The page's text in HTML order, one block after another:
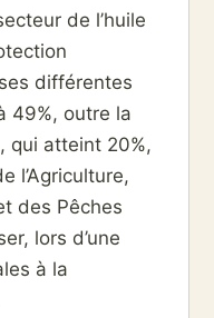
de l’huile
différentes
49%, outre la
qui atteint 20%,
l’Agriculture,
des Pêches
lors d’une
à la